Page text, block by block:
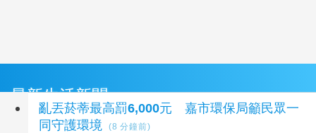
最新生活新聞
亂丟菸蒂最高罰6,000元 嘉市環保局籲民眾一
同守護環境
(8 分鐘前)